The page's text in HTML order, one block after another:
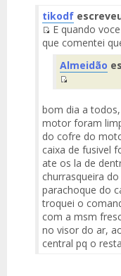
tikodf
Fuente
del
Mensaje
E quando
que comentei
Almeidão
Fuente
del
Mensaje
bom dia a
motor foram
do cofre do
caixa de fusivel
ate os la de
churrasqueira
parachoque do
troquei o
com a msm
no visor do ar,
central pq o